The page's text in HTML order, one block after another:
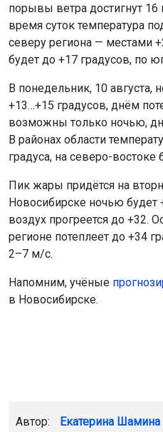
порывы ветра достигнут
время суток температура
северу региона — местами
будет до +17 градусов, по
В понедельник, 10 августа,
+13…+15 градусов, днём
возможны только ночью,
В районах области
градуса, на северо-
Пик жары придётся на
Новосибирске ночью будет
воздух прогреется до +32.
регионе потеплеет до +34
2–7 м/с.
Напомним, учёные
в Новосибирске.
Автор: Екатерина Шамина